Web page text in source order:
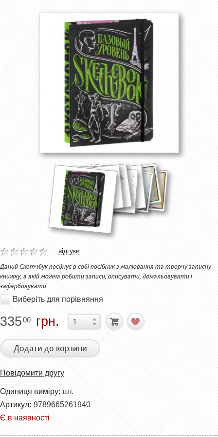
відгуки
Даний Скетчбук поєднує в собі посібник з малювання та творчу записну
книжку, в якій можна робити записи, описувати, домальовувати і
зафарбовувати.
Виберіть для порівняння
33500 грн.
Додати до корзини
Повідомити другу
Одиниця виміру: шт.
Артикул: 9789665261940
Є в наявності